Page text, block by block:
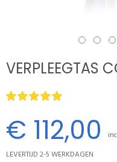
VERPLEEGTAS
€ 112,00
LEVERTIJD 2-5 WERKDAGEN